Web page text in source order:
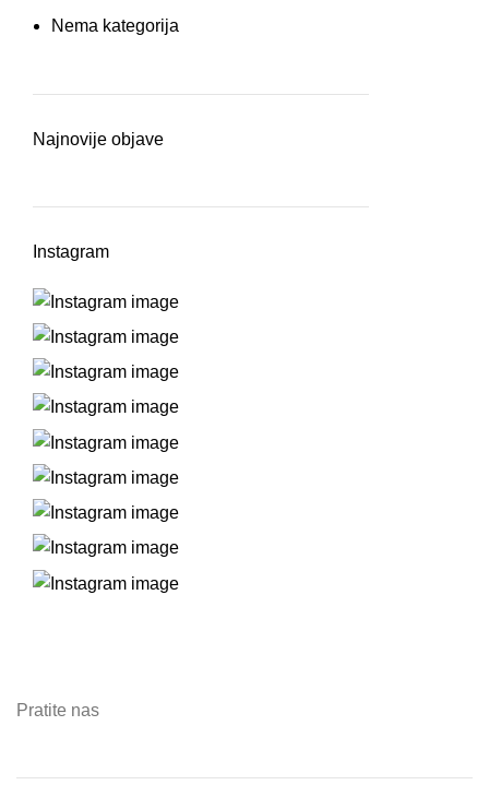
Nema kategorija
Najnovije objave
Instagram
Pratite nas